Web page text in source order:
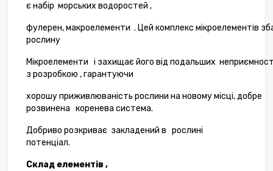
є набір морських водоростей ,
фулерен,макроелементи . Цей комплекс мікроелементів
рослину
Мікроелементи і захищає його від подальших
з розробкою ,гарантуючи
хорошуприживлюваність рослини на новомумісці,добре
розвинена коренева система.
Добриво розкриває закладений в рослині
потенціал.
Склад елементів ,